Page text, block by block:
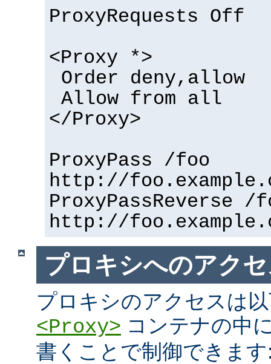
ProxyRequests Off
<Proxy *>
Order deny,allow
Allow from all
</Proxy>
ProxyPass /foo
http://
ProxyPassReverse /
http://
プロキシへのアク
プロキシのアクセスは
<Proxy> コンテナの中
書くことで制御できま